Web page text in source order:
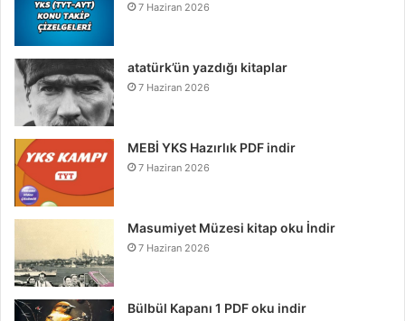
7 Haziran 2026
atatürk’ün yazdığı kitaplar
7 Haziran 2026
MEBİ YKS Hazırlık PDF indir
7 Haziran 2026
Masumiyet Müzesi kitap oku İndir
7 Haziran 2026
Bülbül Kapanı 1 PDF oku indir